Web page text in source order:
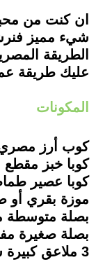
ان كنت من
شيء مميز
الطريقة
عليك طريقة
المكونات
كوب أرز
كوبا خبز
كوبا عصير
موزة بقري أو
بصلة متوسطة
بصلة صغيرة
3 ملاعق كبيرة ساق كرفس مقطع.